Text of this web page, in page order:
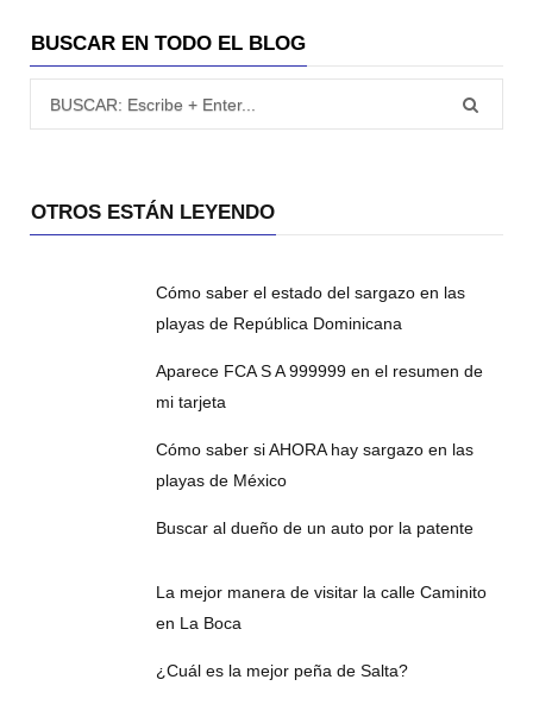
BUSCAR EN TODO EL BLOG
OTROS ESTÁN LEYENDO
Cómo saber el estado del sargazo en las
playas de República Dominicana
Aparece FCA S A 999999 en el resumen de
mi tarjeta
Cómo saber si AHORA hay sargazo en las
playas de México
Buscar al dueño de un auto por la patente
La mejor manera de visitar la calle Caminito
en La Boca
¿Cuál es la mejor peña de Salta?